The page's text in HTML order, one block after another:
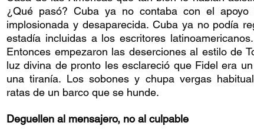
¿Qué pasó? Cuba ya no contaba con el apoyo
implosionada y desaparecida. Cuba ya no podía
estadía incluidas a los escritores
Entonces empezaron las deserciones al estilo de
luz divina de pronto les esclareció que Fidel era
una tiranía. Los sobones y chupa vergas
ratas de un barco que se hunde.
Deguellen al mensajero, no al culpable